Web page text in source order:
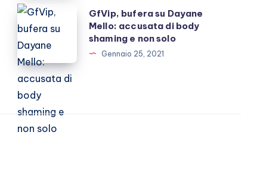
della
situazione
GfVip,
bufera
su
Dayane
Mello:
accusata
di
body
GfVip, bufera su Dayane
Mello: accusata di body
shaming e non solo
Gennaio 25, 2021